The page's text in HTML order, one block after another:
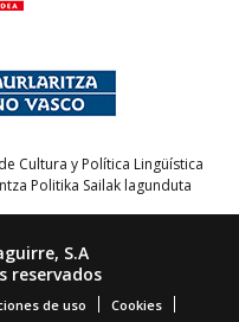
Cultura y Política Lingüística
Politika Sailak lagunduta
S.A
reservados
de uso Cookies